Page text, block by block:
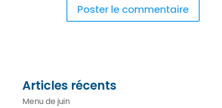
Articles récents
Menu de juin